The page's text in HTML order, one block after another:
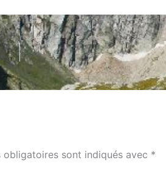
obligatoires sont indiqués avec *